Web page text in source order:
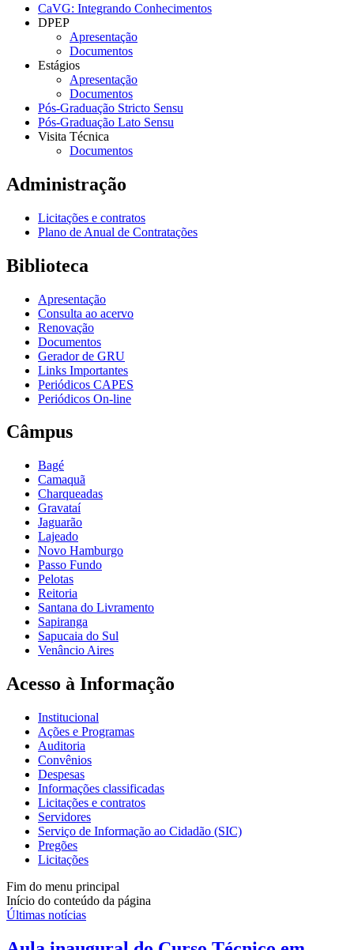
CaVG: Integrando Conhecimentos
DPEP
Apresentação
Documentos
Estágios
Apresentação
Documentos
Pós-Graduação Stricto Sensu
Pós-Graduação Lato Sensu
Visita Técnica
Documentos
Administração
Licitações e contratos
Plano de Anual de Contratações
Biblioteca
Apresentação
Consulta ao acervo
Renovação
Documentos
Gerador de GRU
Links Importantes
Periódicos CAPES
Periódicos On-line
Câmpus
Bagé
Camaquã
Charqueadas
Gravataí
Jaguarão
Lajeado
Novo Hamburgo
Passo Fundo
Pelotas
Reitoria
Santana do Livramento
Sapiranga
Sapucaia do Sul
Venâncio Aires
Acesso à Informação
Institucional
Ações e Programas
Auditoria
Convênios
Despesas
Informações classificadas
Licitações e contratos
Servidores
Serviço de Informação ao Cidadão (SIC)
Pregões
Licitações
Fim do menu principal
Início do conteúdo da página
Últimas notícias